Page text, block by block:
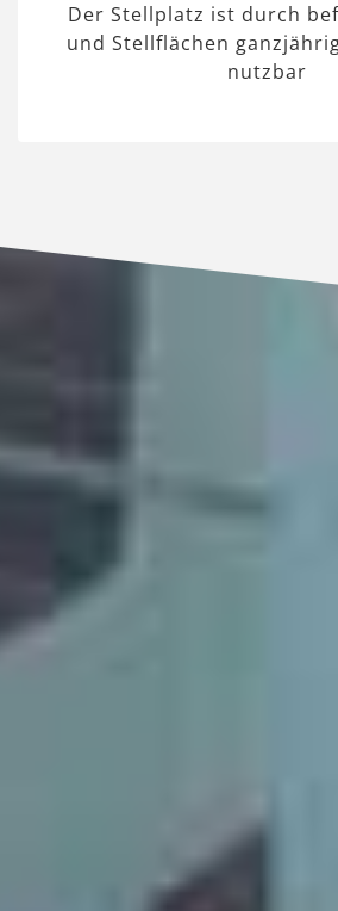
Der Stellplatz ist durch
und Stellflächen
nutzbar